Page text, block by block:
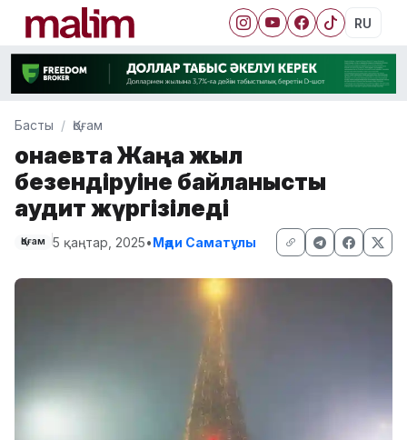
RU
Басты Қоғам
Қонаевта Жаңа жыл
безендіруіне байланысты
аудит жүргізіледі
Қоғам 5 қаңтар, 2025•Мәди Саматұлы